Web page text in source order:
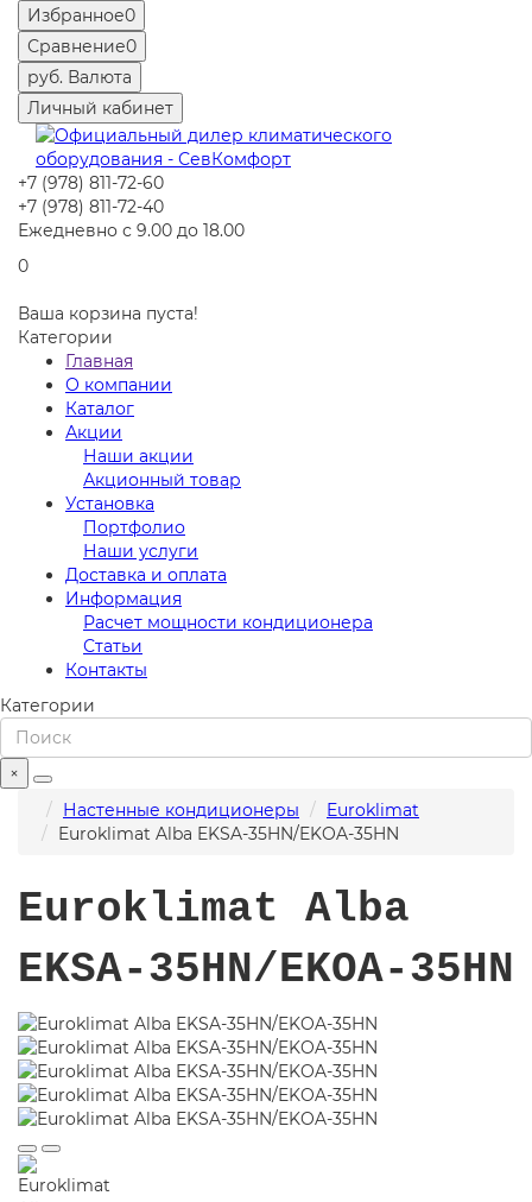
Избранное0
Сравнение0
руб. Валюта
Личный кабинет
+7 (978) 811-72-60
+7 (978) 811-72-40
Ежедневно с 9.00 до 18.00
0
Ваша корзина пуста!
Категории
Главная
О компании
Каталог
Акции
Наши акции
Акционный товар
Установка
Портфолио
Наши услуги
Доставка и оплата
Информация
Расчет мощности кондиционера
Статьи
Контакты
Категории
×
Настенные кондиционеры
Euroklimat
Euroklimat Alba EKSA-35HN/EKOA-35HN
Euroklimat Alba
EKSA-35HN/EKOA-35HN